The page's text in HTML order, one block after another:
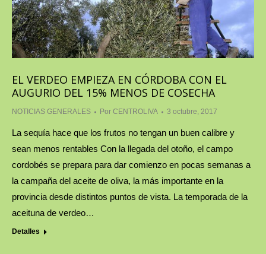
EL VERDEO EMPIEZA EN CÓRDOBA CON EL
AUGURIO DEL 15% MENOS DE COSECHA
NOTICIAS GENERALES Por CENTROLIVA 3 octubre, 2017
La sequía hace que los frutos no tengan un buen calibre y
sean menos rentables Con la llegada del otoño, el campo
cordobés se prepara para dar comienzo en pocas semanas a
la campaña del aceite de oliva, la más importante en la
provincia desde distintos puntos de vista. La temporada de la
aceituna de verdeo…
Detalles